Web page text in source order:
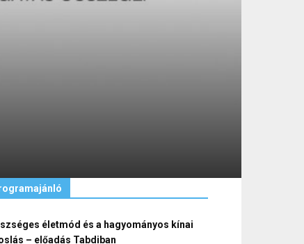
életmód és a hagyományos kínai
– előadás Tabdiban